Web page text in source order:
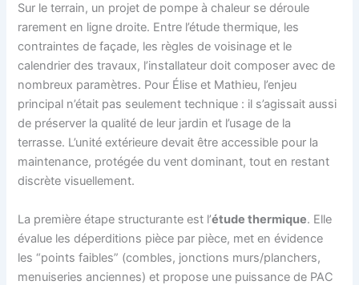
Sur le terrain, un projet de pompe à chaleur se déroule
rarement en ligne droite. Entre l’étude thermique, les
contraintes de façade, les règles de voisinage et le
calendrier des travaux, l’installateur doit composer avec de
nombreux paramètres. Pour Élise et Mathieu, l’enjeu
principal n’était pas seulement technique : il s’agissait aussi
de préserver la qualité de leur jardin et l’usage de la
terrasse. L’unité extérieure devait être accessible pour la
maintenance, protégée du vent dominant, tout en restant
discrète visuellement.
La première étape structurante est l’étude thermique. Elle
évalue les déperditions pièce par pièce, met en évidence
les “points faibles” (combles, jonctions murs/planchers,
menuiseries anciennes) et propose une puissance de PAC